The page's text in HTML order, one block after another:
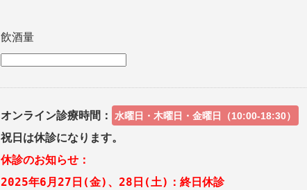
飲酒量
オンライン診療時間： 水曜日・木曜日・金曜日（10:00-18:30）
祝日は休診になります。
休診のお知らせ：
2025年6月27日(金)、28日(土)：終日休診